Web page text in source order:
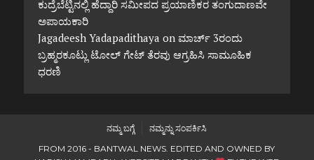
ಕುದ್ರೆಬೆಟ್ಟಿನಲ್ಲಿ ಹೆದ್ದಾರಿ ಸಮೀಪದ ಪ್ರಯಾಣಿಕರ ತಂಗುದಾಣವೇ
ಅಪಾಯಕಾರಿ
Jagadeesh Yadapadithaya on ಮಾರ್ಚ್ 3ರಂದು
ಬ್ರಹ್ಮರಕೂಟ್ಲು ಟೋಲ್ ಗೇಟ್ ತೆರವು ಆಗ್ರಹಿಸಿ ಸಾಮೂಹಿಕ
ಧರಣಿ
ನಮ್ಮ ಬಗ್ಗೆ
ನಮ್ಮನ್ನು ಸಂಪರ್ಕಿಸಿ
FROM 2016 - BANTWAL NEWS. EDITED AND OWNED BY